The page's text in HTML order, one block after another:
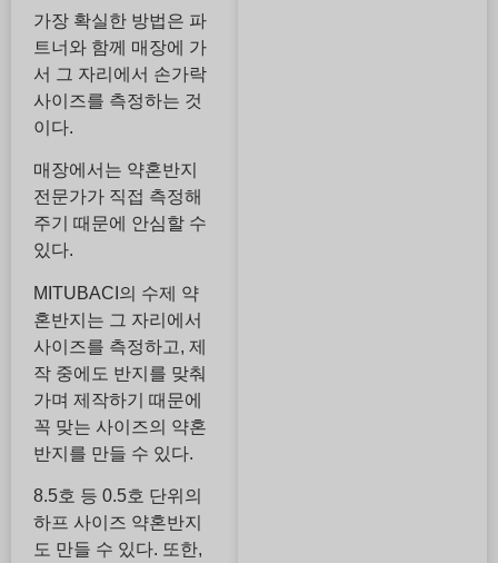
가장 확실한 방법은 파
트너와 함께 매장에 가
서 그 자리에서 손가락
사이즈를 측정하는 것
이다.
매장에서는 약혼반지
전문가가 직접 측정해
주기 때문에 안심할 수
있다.
MITUBACI의 수제 약
혼반지는 그 자리에서
사이즈를 측정하고, 제
작 중에도 반지를 맞춰
가며 제작하기 때문에
꼭 맞는 사이즈의 약혼
반지를 만들 수 있다.
8.5호 등 0.5호 단위의
하프 사이즈 약혼반지
도 만들 수 있다. 또한,